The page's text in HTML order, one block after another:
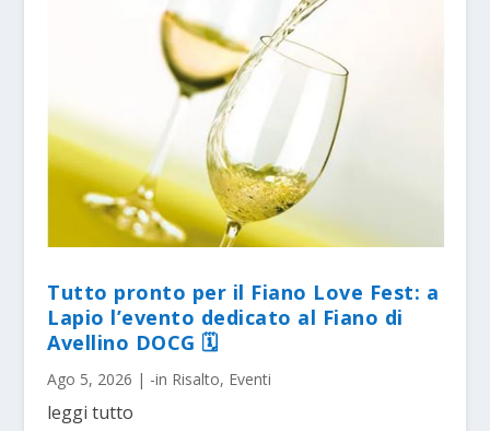
Tutto pronto per il Fiano Love Fest: a
Lapio l’evento dedicato al Fiano di
Avellino DOCG 🗓
Ago 5, 2026 | -in Risalto, Eventi
leggi tutto